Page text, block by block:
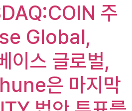
주
Global,
이스 글로벌,
은 마지막